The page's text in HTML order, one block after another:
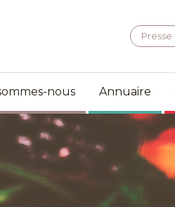
Presse
nous Annuaire